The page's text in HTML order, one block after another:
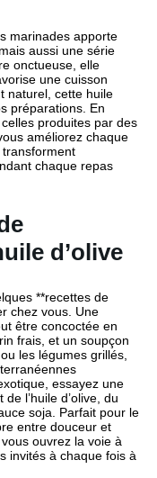
marinades apporte
aussi une série
onctueuse, elle
une cuisson
naturel, cette huile
préparations. En
produites par des
améliorez chaque
chaque repas
d’olive
**recettes de
chez vous. Une
être concoctée en
frais, et un soupçon
les légumes grillés,
essayez une
l’huile d’olive, du
soja. Parfait pour le
entre douceur et
ouvrez la voie à
invités à chaque fois à